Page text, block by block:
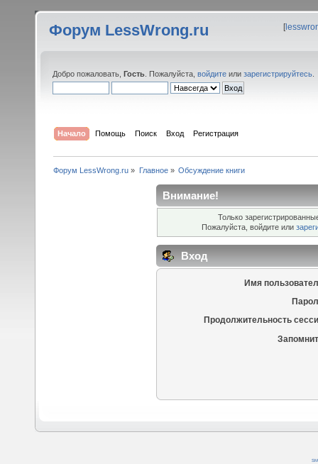
Форум LessWrong.ru [
Добро пожаловать, Гость . Пожалуйста, войдите или зарегистрируйтесь
Начало Помощь Поиск Вход Регистрация
Форум LessWrong.ru » Главное» Обсуждение книги
Внимание!
Только
Пожалуйста, войдите или
Вход
Имя
Продолжительность